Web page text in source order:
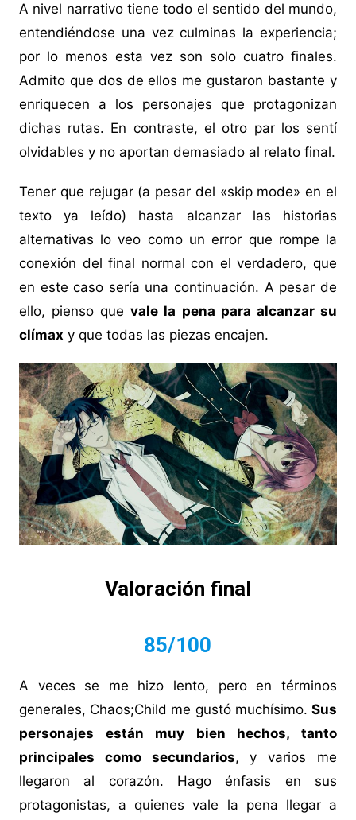
A nivel narrativo tiene todo el sentido del mundo,
entendiéndose una vez culminas la experiencia;
por lo menos esta vez son solo cuatro finales.
Admito que dos de ellos me gustaron bastante y
enriquecen a los personajes que protagonizan
dichas rutas. En contraste, el otro par los sentí
olvidables y no aportan demasiado al relato final.
Tener que rejugar (a pesar del «skip mode» en el
texto ya leído) hasta alcanzar las historias
alternativas lo veo como un error que rompe la
conexión del final normal con el verdadero, que
en este caso sería una continuación. A pesar de
ello, pienso quevale la pena para alcanzar su
clímax y que todas las piezas encajen.
Valoración final
85/100
A veces se me hizo lento, pero en términos
generales, Chaos;Child me gustó muchísimo.Sus
personajes están muy bien hechos, tanto
principales como secundarios, y varios me
llegaron al corazón. Hago énfasis en sus
protagonistas, a quienes vale la pena llegar a